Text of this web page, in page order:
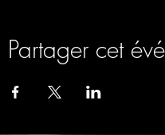
Partager cet